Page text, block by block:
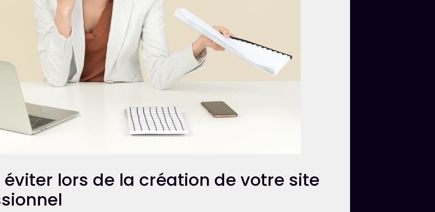
éviter lors de la création de votre site